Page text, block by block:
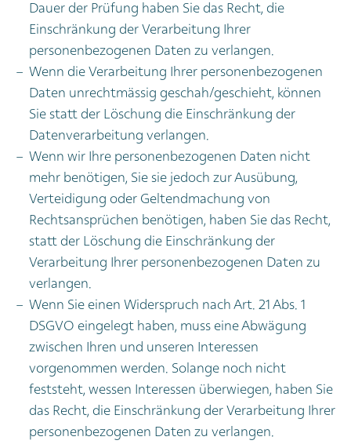
Dauer der Prüfung haben Sie das Recht, die
Einschränkung der Verarbeitung Ihrer
personenbezogenen Daten zu verlangen.
Wenn die Verarbeitung Ihrer personenbezogenen
Daten unrechtmässig geschah/geschieht, können
Sie statt der Löschung die Einschränkung der
Datenverarbeitung verlangen.
Wenn wir Ihre personenbezogenen Daten nicht
mehr benötigen, Sie sie jedoch zur Ausübung,
Verteidigung oder Geltendmachung von
Rechtsansprüchen benötigen, haben Sie das Recht,
statt der Löschung die Einschränkung der
Verarbeitung Ihrer personenbezogenen Daten zu
verlangen.
Wenn Sie einen Widerspruch nach Art. 21 Abs. 1
DSGVO eingelegt haben, muss eine Abwägung
zwischen Ihren und unseren Interessen
vorgenommen werden. Solange noch nicht
feststeht, wessen Interessen überwiegen, haben Sie
das Recht, die Einschränkung der Verarbeitung Ihrer
personenbezogenen Daten zu verlangen.